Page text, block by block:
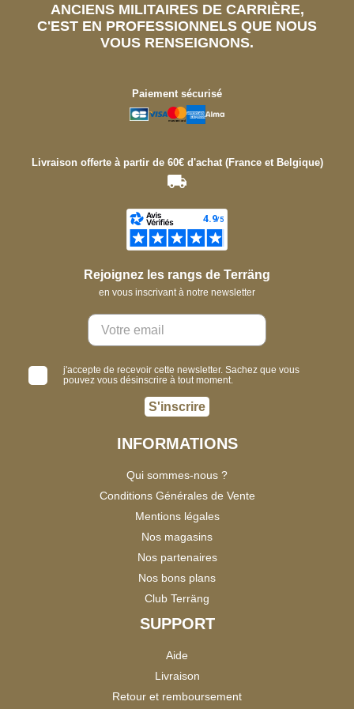
ANCIENS MILITAIRES DE CARRIÈRE,
C'EST EN PROFESSIONNELS QUE NOUS
VOUS RENSEIGNONS.
Paiement sécurisé
Livraison offerte à partir de 60€ d'achat (France et Belgique)
Rejoignez les rangs de Terräng
en vous inscrivant à notre newsletter
j'accepte de recevoir cette newsletter. Sachez que vous
pouvez vous désinscrire à tout moment.
S'inscrire
INFORMATIONS
Qui sommes-nous ?
Conditions Générales de Vente
Mentions légales
Nos magasins
Nos partenaires
Nos bons plans
Club Terräng
SUPPORT
Aide
Livraison
Retour et remboursement